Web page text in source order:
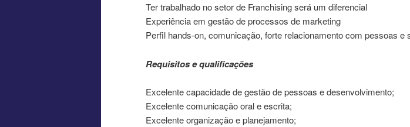
Ter trabalhado no setor de Franchising será um diferencial
Experiência em gestão de processos de marketing
Perfil hands-on, comunicação, forte relacionamento com pessoas e
Requisitos e qualificações
Excelente capacidade de gestão de pessoas e desenvolvimento;
Excelente comunicação oral e escrita;
Excelente organização e planejamento;